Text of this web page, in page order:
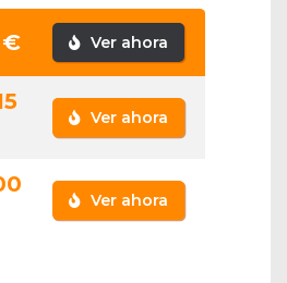
€ Ver ahora
Ver ahora
Ver ahora